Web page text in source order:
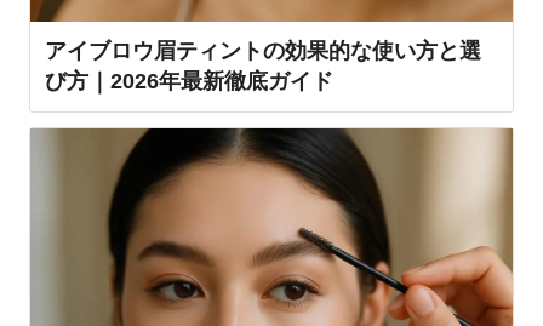
アイブロウ眉ティントの効果的な使い方と選
び方｜2026年最新徹底ガイド